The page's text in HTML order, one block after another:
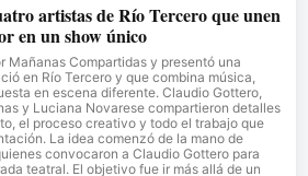
artistas de Río Tercero que unen
en un show único
Mañanas Compartidas y presentó una
en Río Tercero y que combina música,
en escena diferente. Claudio Gottero,
y Luciana Novarese compartieron detalles
el proceso creativo y todo el trabajo que
La idea comenzó de la mano de
convocaron a Claudio Gottero para
teatral. El objetivo fue ir más allá de un